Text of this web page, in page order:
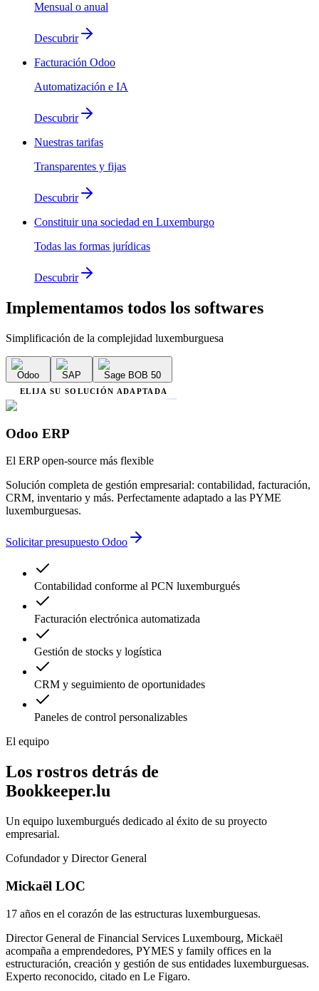
Mensual o anual
Descubrir
Facturación Odoo
Automatización e IA
Descubrir
Nuestras tarifas
Transparentes y fijas
Descubrir
Constituir una sociedad en Luxemburgo
Todas las formas jurídicas
Descubrir
Implementamos todos los softwares
Simplificación de la complejidad luxemburguesa
Odoo SAP Sage BOB 50
ELIJA SU SOLUCIÓN ADAPTADA
Odoo ERP
El ERP open-source más flexible
Solución completa de gestión empresarial: contabilidad, facturación,
CRM, inventario y más. Perfectamente adaptado a las PYME
luxemburguesas.
Solicitar presupuesto Odoo
Contabilidad conforme al PCN luxemburgués
Facturación electrónica automatizada
Gestión de stocks y logística
CRM y seguimiento de oportunidades
Paneles de control personalizables
El equipo
Los rostros detrás de
Bookkeeper.lu
Un equipo luxemburgués dedicado al éxito de su proyecto
empresarial.
Cofundador y Director General
Mickaël LOC
17 años en el corazón de las estructuras luxemburguesas.
Director General de Financial Services Luxembourg, Mickaël
acompaña a emprendedores, PYMES y family offices en la
estructuración, creación y gestión de sus entidades luxemburguesas.
Experto reconocido, citado en Le Figaro.